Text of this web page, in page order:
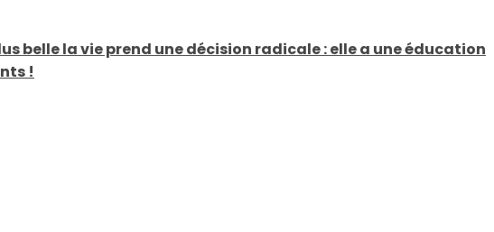
belle la vie prend une décision radicale : elle a une éducation
!